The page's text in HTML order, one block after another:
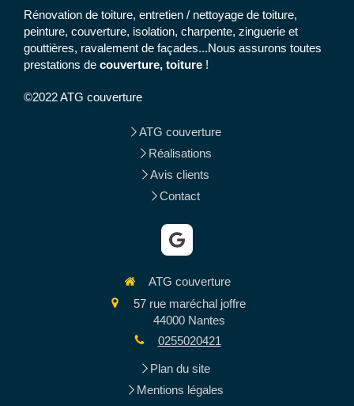
Rénovation de toiture, entretien / nettoyage de toiture,
peinture, couverture, isolation, charpente, zinguerie et
gouttières, ravalement de façades...Nous assurons toutes
prestations de couverture, toiture !
©2022 ATG couverture
ATG couverture
Réalisations
Avis clients
Contact
ATG couverture
57 rue maréchal joffre
44000 Nantes
0255020421
Plan du site
Mentions légales